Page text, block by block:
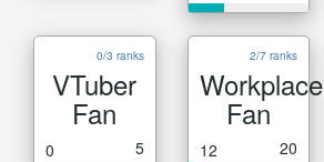
0/3 ranks
VTuber
Fan
0 5
2/7 ranks
Workplace
Fan
12 20